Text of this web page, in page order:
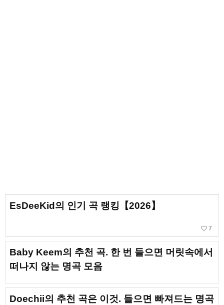
EsDeeKid의 인기 곡 랭킹【2026】
favorite_border 7
Baby Keem의 추천 곡. 한 번 들으면 머릿속에서
떠나지 않는 명곡 모음
Doechii의 추천 곡은 이것. 들으면 빠져드는 명곡